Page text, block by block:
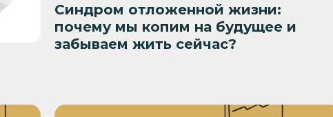
Синдром отложенной жизни:
почему мы копим на будущее и
забываем жить сейчас?